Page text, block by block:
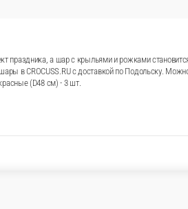
романтику, серебристые
замечают первым. Подходит для
доставкой по Подольску. Можно